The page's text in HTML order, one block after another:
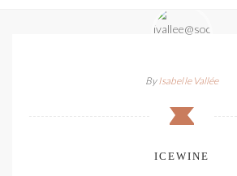
ByIsabelle Vallée
ICEWINE